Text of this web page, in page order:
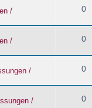
/
0
/
0
/
0
/
0